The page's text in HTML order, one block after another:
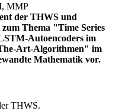
MMP
der THWS und
Thema "Time Series
Autoencoders im
Art-Algorithmen" im
Mathematik vor.
THWS.